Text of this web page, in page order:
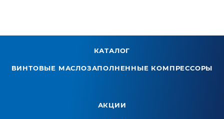
КАТАЛОГ
ВИНТОВЫЕ МАСЛОЗАПОЛНЕННЫЕ КОМПРЕССОРЫ
АКЦИИ